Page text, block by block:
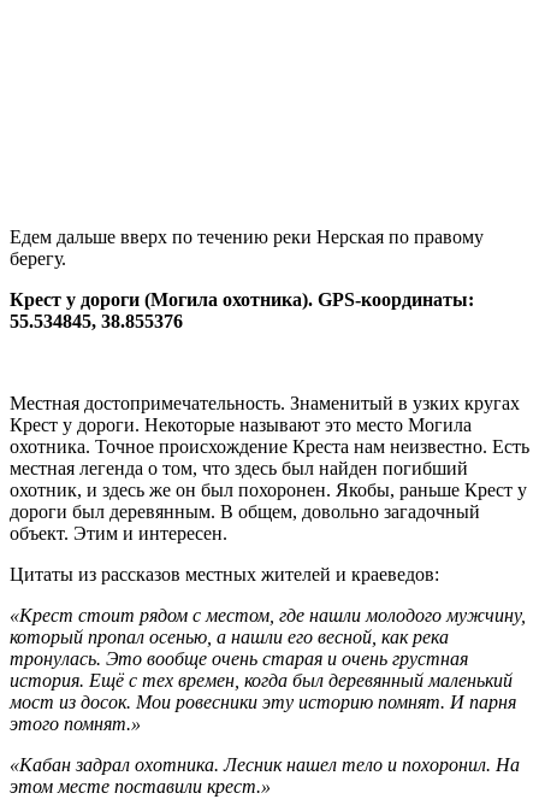
Едем дальше вверх по течению реки Нерская по правому
берегу.
Крест у дороги (Могила охотника). GPS-координаты:
55.534845, 38.855376
Местная достопримечательность. Знаменитый в узких кругах
Крест у дороги. Некоторые называют это место Могила
охотника. Точное происхождение Креста нам неизвестно. Есть
местная легенда о том, что здесь был найден погибший
охотник, и здесь же он был похоронен. Якобы, раньше Крест у
дороги был деревянным. В общем, довольно загадочный
объект. Этим и интересен.
Цитаты из рассказов местных жителей и краеведов:
«Крест стоит рядом с местом, где нашли молодого мужчину,
который пропал осенью, а нашли его весной, как река
тронулась. Это вообще очень старая и очень грустная
история. Ещё с тех времен, когда был деревянный маленький
мост из досок. Мои ровесники эту историю помнят. И парня
этого помнят.»
«Кабан задрал охотника. Лесник нашел тело и похоронил. На
этом месте поставили крест.»